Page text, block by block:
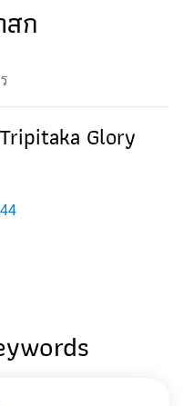
ก
Glory